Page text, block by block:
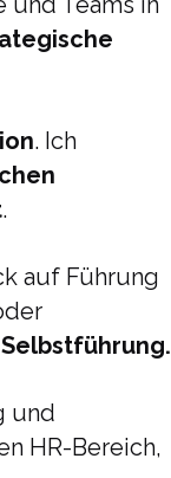
. Ich
.
auf Führung
und
HR-Bereich,